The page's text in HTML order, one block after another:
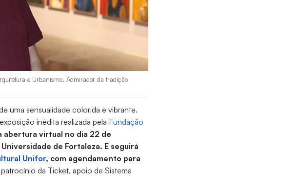
e Urbanismo. Admirador da tradição
uma sensualidade colorida e vibrante.
inédita realizada pela Fundação
abertura virtual no dia 22 de
de Fortaleza. E seguirá
Unifor, com agendamento para
da Ticket, apoio de Sistema